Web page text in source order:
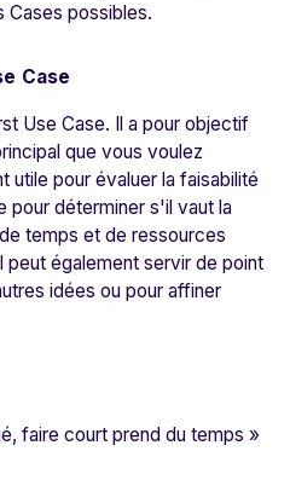
Cases possibles.
Case
Use Case. Il a pour objectif
que vous voulez
utile pour évaluer la faisabilité
pour déterminer s'il vaut la
temps et de ressources
également servir de point
idées ou pour affiner
faire court prend du temps »